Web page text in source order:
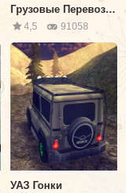
Грузовые Перевозки
4,5 91058
УАЗ Гонки